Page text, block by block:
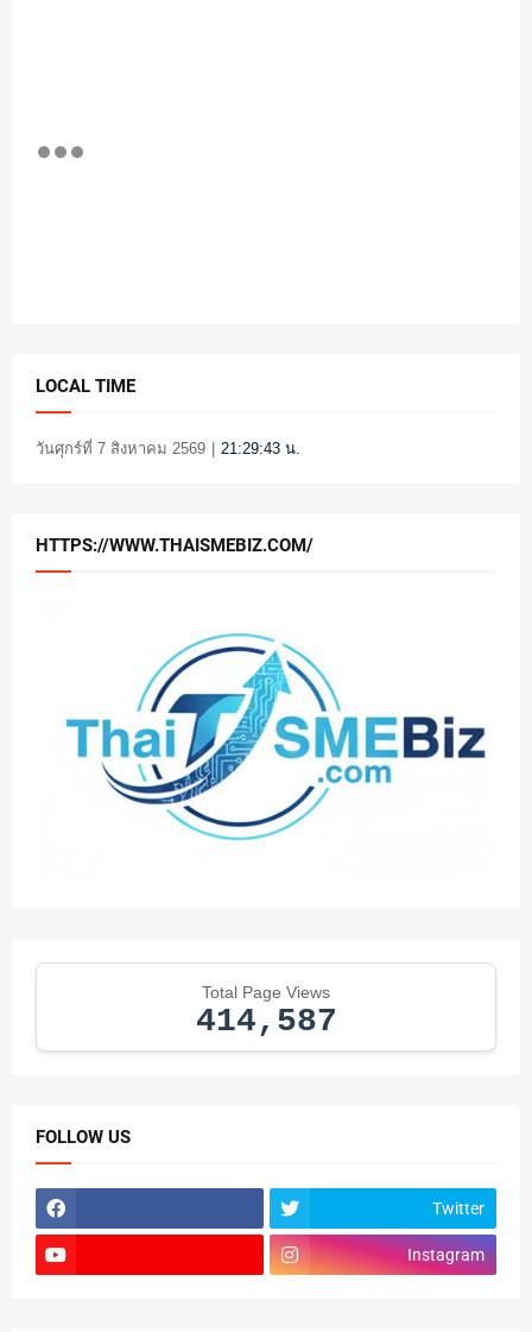
LOCAL TIME
วันศุกร์ที่ 7 สิงหาคม 2569 | 21:29:44 น.
HTTPS://WWW.THAISMEBIZ.COM/
Total Page Views
414,587
FOLLOW US
Twitter
Instagram